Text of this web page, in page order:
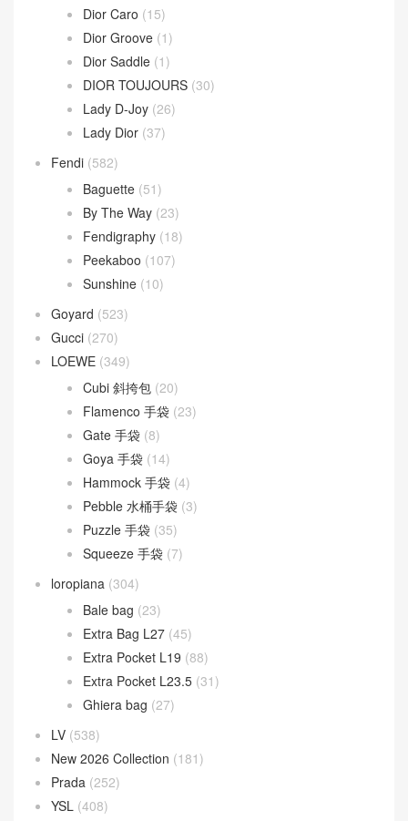
Dior Caro (15)
Dior Groove (1)
Dior Saddle (1)
DIOR TOUJOURS (30)
Lady D-Joy (26)
Lady Dior (37)
Fendi (582)
Baguette (51)
By The Way (23)
Fendigraphy (18)
Peekaboo (107)
Sunshine (10)
Goyard (523)
Gucci (270)
LOEWE (349)
Cubi 斜挎包 (20)
Flamenco 手袋 (23)
Gate 手袋 (8)
Goya 手袋 (14)
Hammock 手袋 (4)
Pebble 水桶手袋 (3)
Puzzle 手袋 (35)
Squeeze 手袋 (7)
loropiana (304)
Bale bag (23)
Extra Bag L27 (45)
Extra Pocket L19 (88)
Extra Pocket L23.5 (31)
Ghiera bag (27)
LV (538)
New 2026 Collection (181)
Prada (252)
YSL (408)